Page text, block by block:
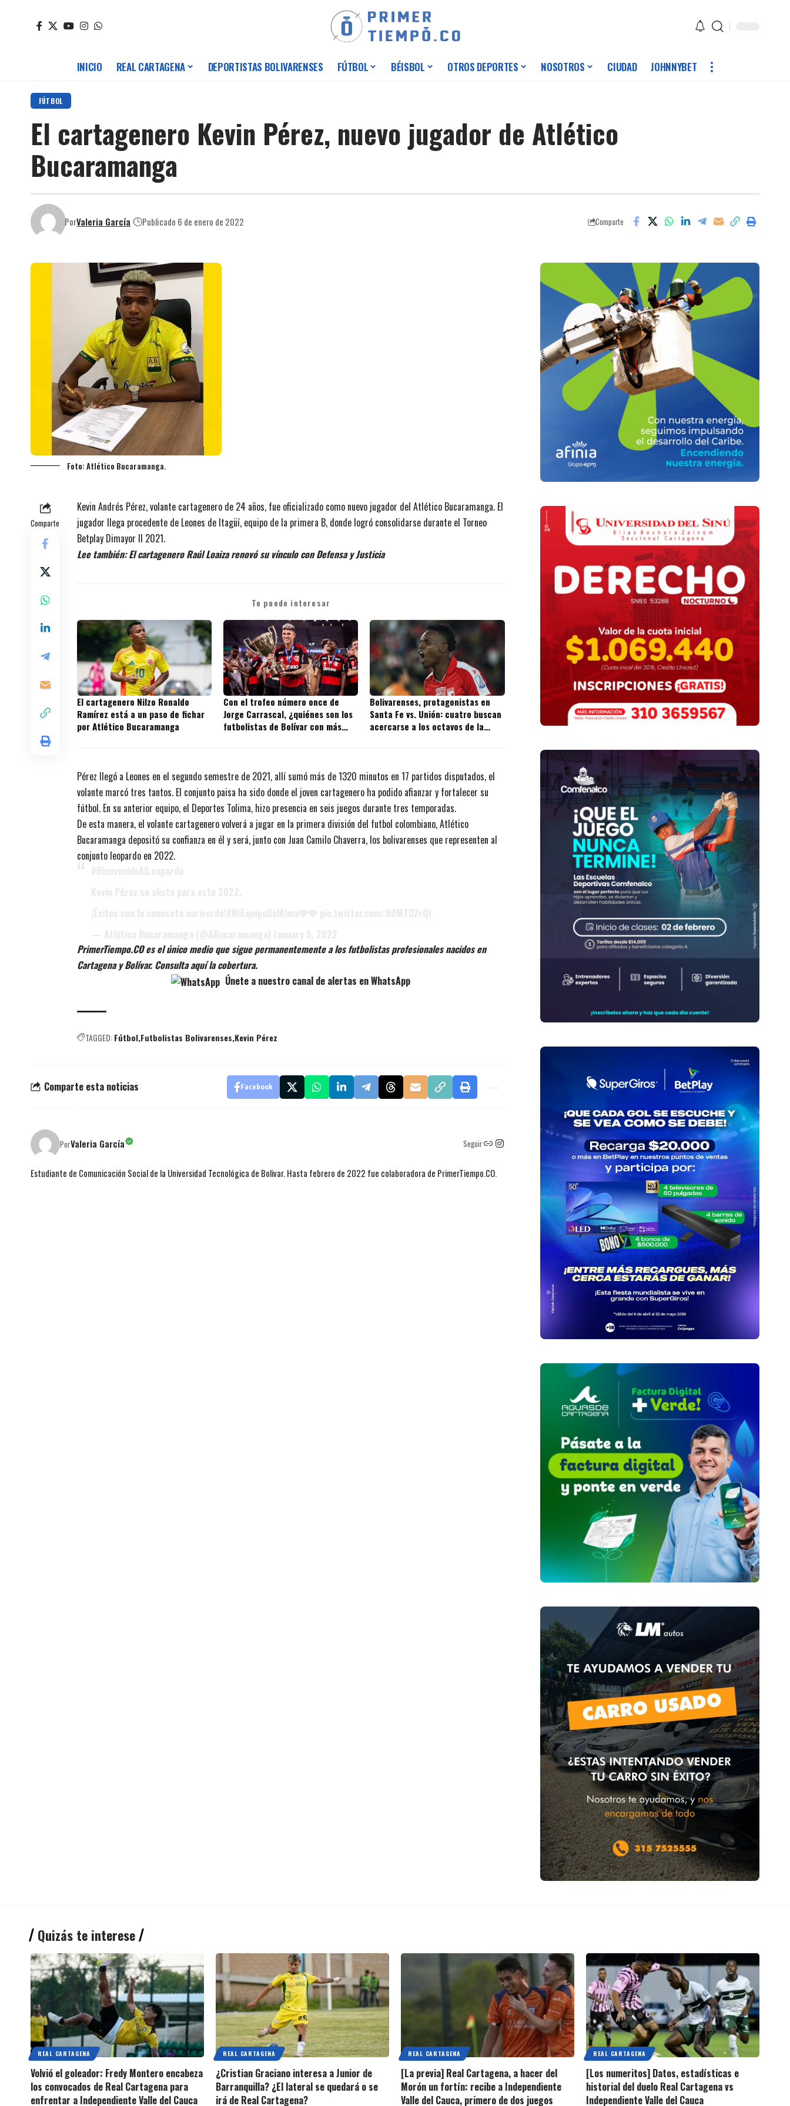
INICIO REAL CARTAGENA DEPORTISTAS BOLIVARENSES FÚTBOL BÉISBOL OTROS DEPORTES NOSOTROS CIUDAD JOHNNYBET
FÚTBOL
El cartagenero Kevin Pérez, nuevo jugador de Atlético
Bucaramanga
PorValeria García Publicado 6 de enero de 2022 Comparte
Foto: Atlético Bucaramanga.
Comparte
Kevin Andrés Pérez, volante cartagenero de 24 años, fue oficializado como nuevo jugador del Atlético Bucaramanga. El
jugador llega procedente de Leones de Itagüí, equipo de la primera B, donde logró consolidarse durante el Torneo
Betplay Dimayor II 2021.
Lee también:El cartagenero Raúl Loaiza renovó su vínculo con Defensa y Justicia
Te puede interesar
El cartagenero Nilzo Ronaldo
Ramírez está a un paso de fichar
por Atlético Bucaramanga
Con el trofeo número once de
Jorge Carrascal, ¿quiénes son los
futbolistas de Bolívar con más
Bolivarenses, protagonistas en
Santa Fe vs. Unión: cuatro buscan
acercarse a los octavos de la
Pérez llegó a Leones en el segundo semestre de 2021, allí sumó más de 1320 minutos en 17 partidos disputados, el
volante marcó tres tantos. El conjunto paisa ha sido donde el joven cartagenero ha podido afianzar y fortalecer su
fútbol. En su anterior equipo, el Deportes Tolima, hizo presencia en seis juegos durante tres temporadas.
De esta manera, el volante cartagenero volverá a jugar en la primera división del futbol colombiano, Atlético
Bucaramanga depositó su confianza en él y será, junto con Juan Camilo Chaverra, los bolivarenses que representen al
conjunto leopardo en 2022.
PrimerTiempo.CO es el único medio que sigue permanentemente a los futbolistas profesionales nacidos en
Cartagena y Bolívar. Consulta aquí la cobertura.
Únete a nuestro canal de alertas en WhatsApp
TAGGED:Fútbol Futbolistas Bolivarenses Kevin Pérez
Comparte esta noticias Facebook
PorValeria García Seguir
Estudiante de Comunicación Social de la Universidad Tecnológica de Bolivar. Hasta febrero de 2022 fue colaboradora de PrimerTiempo.CO.
Quizás te interese
REAL CARTAGENA
Volvió el goleador: Fredy Montero encabeza
los convocados de Real Cartagena para
enfrentar a Independiente Valle del Cauca
REAL CARTAGENA
¿Cristian Graciano interesa a Junior de
Barranquilla? ¿El lateral se quedará o se
irá de Real Cartagena?
REAL CARTAGENA
[La previa] Real Cartagena, a hacer del
Morón un fortín: recibe a Independiente
Valle del Cauca, primero de dos juegos
REAL CARTAGENA
[Los numeritos] Datos, estadísticas e
historial del duelo Real Cartagena vs
Independiente Valle del Cauca